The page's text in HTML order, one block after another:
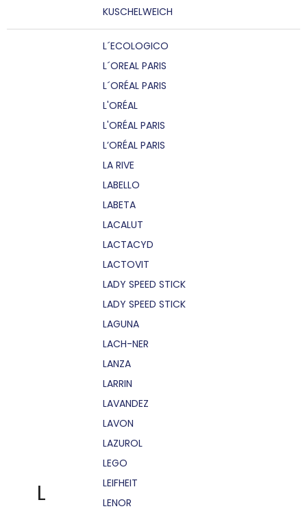
KUSCHELWEICH
L
L´ECOLOGICO
L´OREAL PARIS
L´ORÉAL PARIS
L'ORÉAL
L'ORÉAL PARIS
L’ORÉAL PARIS
LA RIVE
LABELLO
LABETA
LACALUT
LACTACYD
LACTOVIT
LADY SPEED STICK
LADY SPEED STICK
LAGUNA
LACH-NER
LANZA
LARRIN
LAVANDEZ
LAVON
LAZUROL
LEGO
LEIFHEIT
LENOR